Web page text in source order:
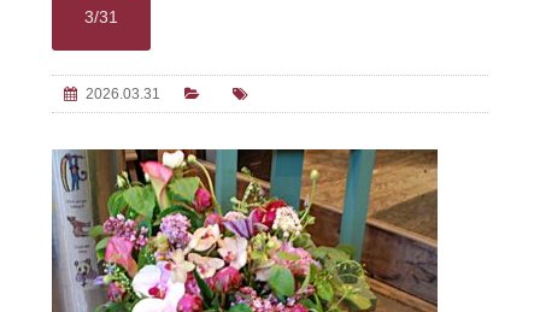
3/31
2026.03.31